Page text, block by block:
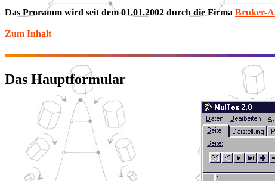
Das Proramm wird seit dem 01.01.2002 durch die Firma Bruker-
Zum Inhalt
Das Hauptformular